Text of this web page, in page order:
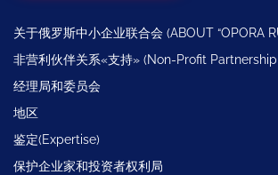
关于俄罗斯中小企业联合会 (ABOUT “OPORA
非营利伙伴关系«支持» (Non-Profit Partnership
经理局和委员会
地区
鉴定(Expertise)
保护企业家和投资者权利局